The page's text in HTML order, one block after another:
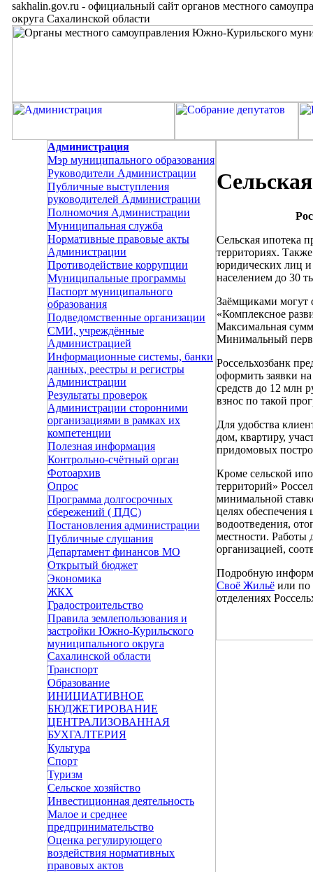
sakhalin.gov.ru - официальный сайт органов местного
округа Сахалинской области
Администрация
Мэр муниципального образования
Руководители Администрации
Публичные выступления
руководителей Администрации
Полномочия Администрации
Муниципальная служба
Нормативные правовые акты
Администрации
Противодействие коррупции
Муниципальные программы
Паспорт муниципального
образования
Подведомственные организации
СМИ, учреждённые
Администрацией
Информационные системы, банки
данных, реестры и регистры
Администрации
Результаты проверок
Администрации сторонними
организациями в рамках их
компетенции
Полезная информация
Контрольно-счётный орган
Фотоархив
Опрос
Программа долгосрочных
сбережений ( ПДС)
Постановления администрации
Публичные слушания
Департамент финансов МО
Открытый бюджет
Экономика
ЖКХ
Градостроительство
Правила землепользования и
застройки Южно-Курильского
муниципального округа
Сахалинской области
Транспорт
Образование
ИНИЦИАТИВНОЕ
БЮДЖЕТИРОВАНИЕ
ЦЕНТРАЛИЗОВАННАЯ
БУХГАЛТЕРИЯ
Культура
Спорт
Туризм
Сельское хозяйство
Инвестиционная деятельность
Малое и среднее
предпринимательство
Оценка регулирующего
воздействия нормативных
правовых актов
Сельская ипотека
территориях.
юридических лиц
населением до 30
Заёмщиками могут
«Комплексное
Максимальная
Минимальный
Россельхозбанк
оформить заявки
средств до 12 млн
взнос по такой
Для удобства
дом, квартиру,
придомовых
Кроме сельской
территорий»
минимальной
целях обеспечения
водоотведения,
местности. Работы
организацией,
Подробную
Своё Жильё или по
отделениях